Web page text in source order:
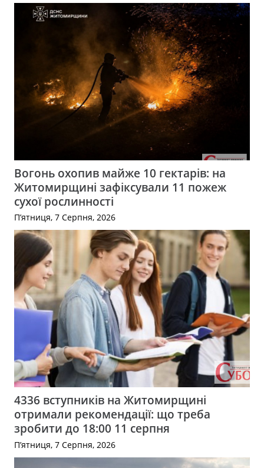
Вогонь охопив майже 10 гектарів: на
Житомирщині зафіксували 11 пожеж
сухої рослинності
П’ятниця, 7 Серпня, 2026
4336 вступників на Житомирщині
отримали рекомендації: що треба
зробити до 18:00 11 серпня
П’ятниця, 7 Серпня, 2026